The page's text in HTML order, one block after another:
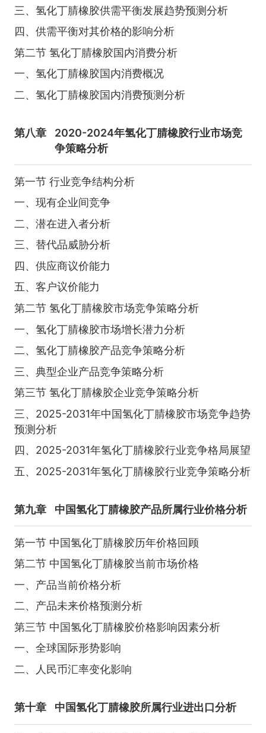
三、氢化丁腈橡胶供需平衡发展趋势预测分析
四、供需平衡对其价格的影响分析
第二节 氢化丁腈橡胶国内消费分析
一、氢化丁腈橡胶国内消费概况
二、氢化丁腈橡胶国内消费预测分析
第八章
2020-2024年氢化丁腈橡胶行业市场竞
争策略分析
第一节 行业竞争结构分析
一、现有企业间竞争
二、潜在进入者分析
三、替代品威胁分析
四、供应商议价能力
五、客户议价能力
第二节 氢化丁腈橡胶市场竞争策略分析
一、氢化丁腈橡胶市场增长潜力分析
二、氢化丁腈橡胶产品竞争策略分析
三、典型企业产品竞争策略分析
第三节 氢化丁腈橡胶企业竞争策略分析
三、2025-2031年中国氢化丁腈橡胶市场竞争趋势
预测分析
四、2025-2031年氢化丁腈橡胶行业竞争格局展望
五、2025-2031年氢化丁腈橡胶行业竞争策略分析
第九章 中国氢化丁腈橡胶产品所属行业价格分析
第一节 中国氢化丁腈橡胶历年价格回顾
第二节 中国氢化丁腈橡胶当前市场价格
一、产品当前价格分析
二、产品未来价格预测分析
第三节 中国氢化丁腈橡胶价格影响因素分析
一、全球国际形势影响
二、人民币汇率变化影响
第十章 中国氢化丁腈橡胶所属行业进出口分析